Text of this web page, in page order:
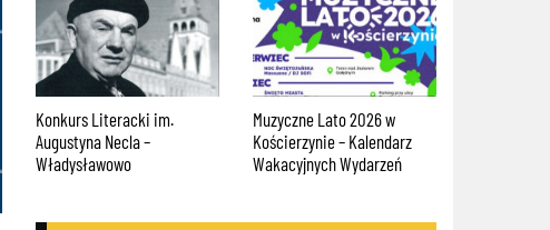
Muzyczne Lato 2026 w
Kościerzynie – Kalendarz
Wakacyjnych Wydarzeń
Kościerska Scena
Kameralna w Kościerzynie –
program